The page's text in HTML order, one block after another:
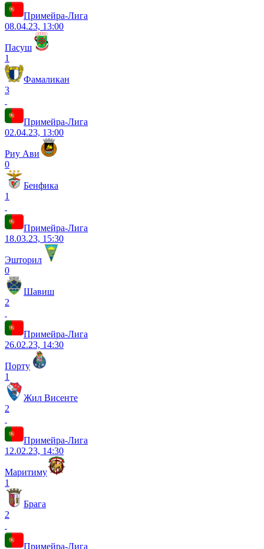
Примейра-Лига
08.04.23, 13:00
Пасуш
1
Фамаликан
3
Примейра-Лига
02.04.23, 13:00
Риу Ави
0
Бенфика
1
Примейра-Лига
18.03.23, 15:30
Эшторил
0
Шавиш
2
Примейра-Лига
26.02.23, 14:30
Порту
1
Жил Висенте
2
Примейра-Лига
12.02.23, 14:30
Маритиму
1
Брага
2
Примейра-Лига